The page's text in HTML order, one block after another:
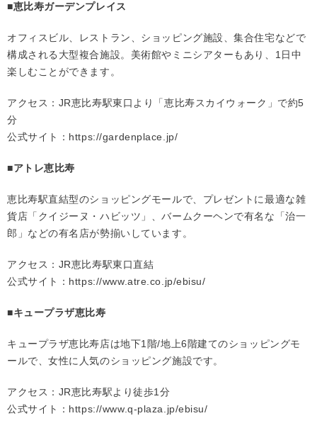
■恵比寿ガーデンプレイス
オフィスビル、レストラン、ショッピング施設、集合住宅などで
構成される大型複合施設。美術館やミニシアターもあり、1日中
楽しむことができます。
アクセス：JR恵比寿駅東口より「恵比寿スカイウォーク」で約5
分
公式サイト： https://gardenplace.jp/
■アトレ恵比寿
恵比寿駅直結型のショッピングモールで、プレゼントに最適な雑
貨店「クイジーヌ・ハビッツ」、バームクーヘンで有名な「治一
郎」などの有名店が勢揃いしています。
アクセス：JR恵比寿駅東口直結
公式サイト： https://www.atre.co.jp/ebisu/
■キュープラザ恵比寿
キュープラザ恵比寿店は地下1階/地上6階建てのショッピングモ
ールで、女性に人気のショッピング施設です。
アクセス：JR恵比寿駅より徒歩1分
公式サイト： https://www.q-plaza.jp/ebisu/